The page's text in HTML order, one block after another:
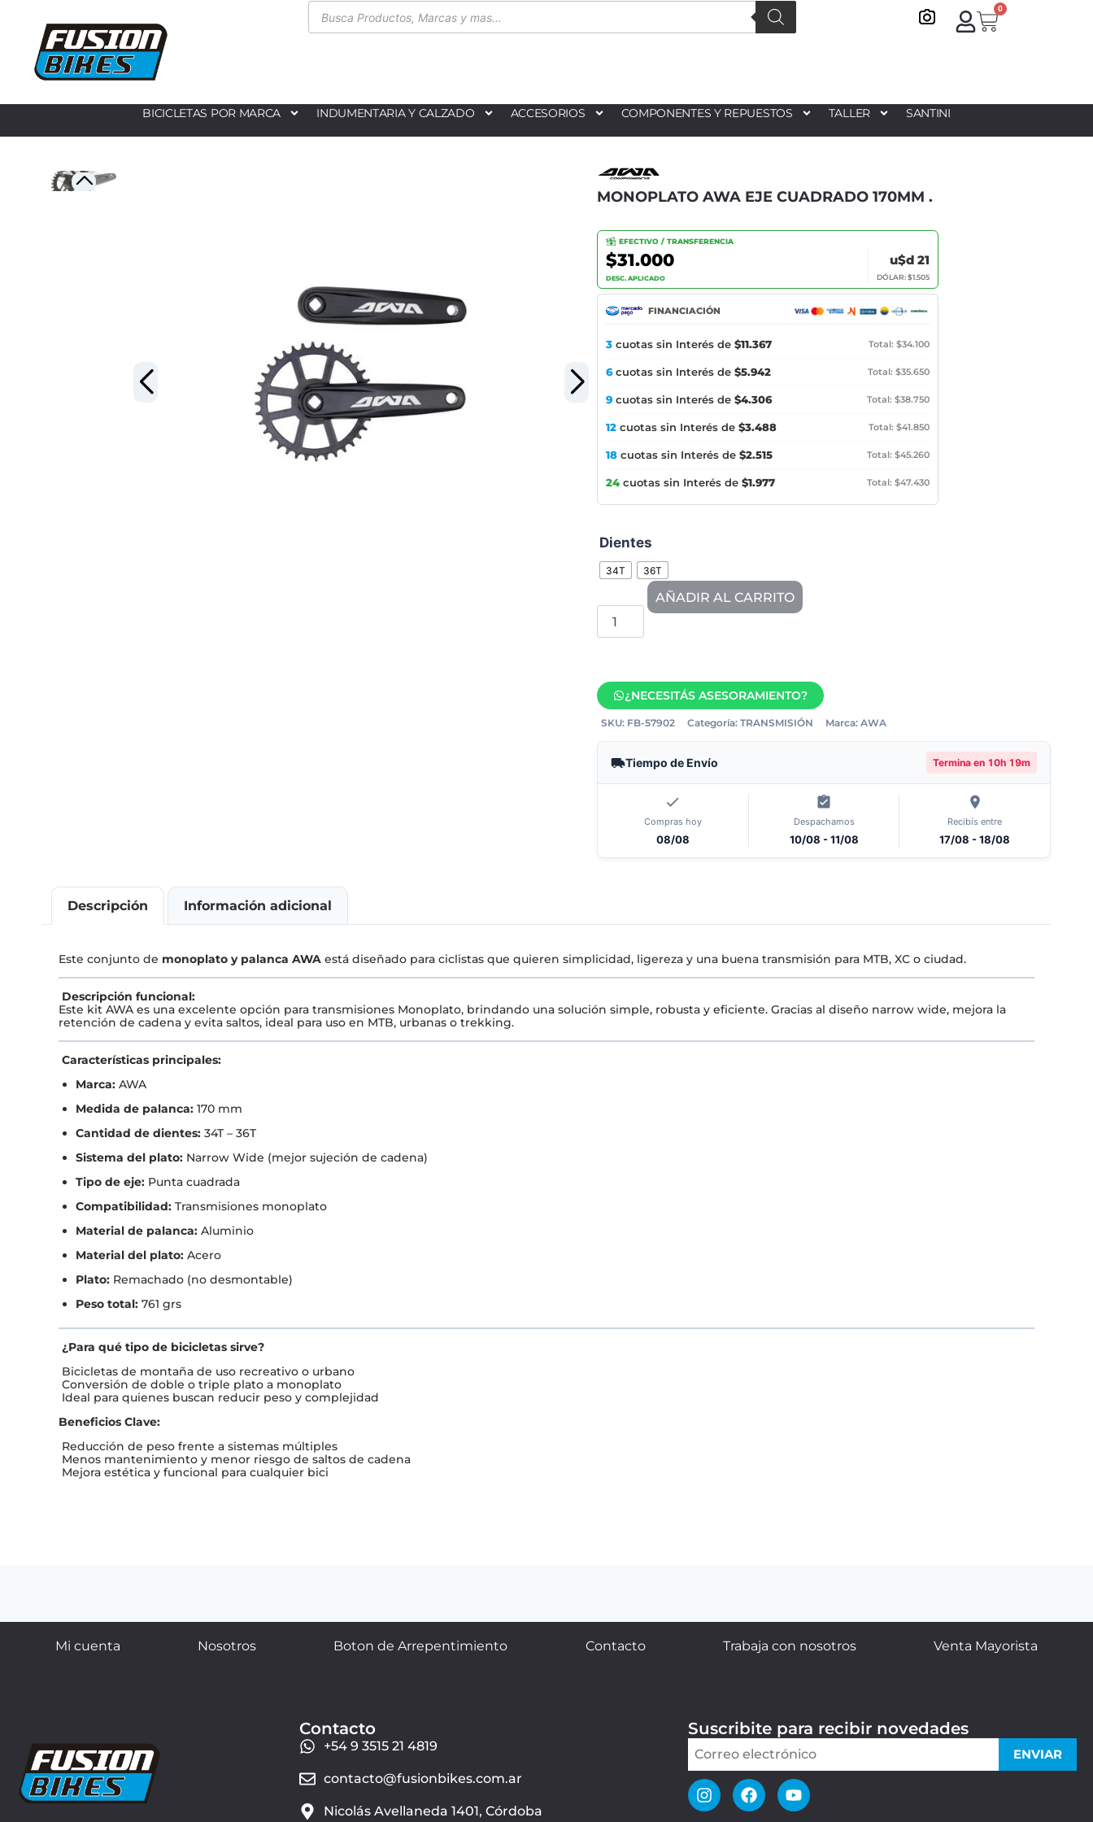
0
BICICLETAS POR MARCA INDUMENTARIA Y CALZADO ACCESORIOS COMPONENTES Y REPUESTOS TALLER SANTINI
MONOPLATO AWA EJE CUADRADO 170MM .
EFECTIVO / TRANSFERENCIA
$31.000
DESC. APLICADO
u$d 21
DÓLAR: $1.505
FINANCIACIÓN
3 cuotas sin Interés de $11.367 Total: $34.100
6cuotas sin Interés de $5.942 Total: $35.650
9 cuotas sin Interés de $4.306 Total: $38.750
12 cuotas sin Interés de $3.488 Total: $41.850
18 cuotas sin Interés de $2.515 Total: $45.260
24 cuotas sin Interés de $1.977 Total: $47.430
Dientes
34T 36T
AÑADIR AL CARRITO
¿NECESITÁS ASESORAMIENTO?
SKU: FB-57902 Categoría: TRANSMISIÓN Marca: AWA
Tiempo de Envío Termina en 10h 19m
Compras hoy
08/08
Despachamos
10/08 - 11/08
Recibís entre
17/08 - 18/08
Descripción Información adicional
Este conjunto de monoplato y palanca AWA está diseñado para ciclistas que quieren simplicidad, ligereza y una buena transmisión para MTB, XC o ciudad.
Descripción funcional:
Este kit AWA es una excelente opción para transmisiones Monoplato, brindando una solución simple, robusta y eficiente. Gracias al diseño narrow wide, mejora la
retención de cadena y evita saltos, ideal para uso en MTB, urbanas o trekking.
Características principales:
Marca: AWA
Medida de palanca: 170 mm
Cantidad de dientes: 34T – 36T
Sistema del plato: Narrow Wide (mejor sujeción de cadena)
Tipo de eje: Punta cuadrada
Compatibilidad: Transmisiones monoplato
Material de palanca: Aluminio
Material del plato: Acero
Plato: Remachado (no desmontable)
Peso total: 761 grs
¿Para qué tipo de bicicletas sirve?
Bicicletas de montaña de uso recreativo o urbano
Conversión de doble o triple plato a monoplato
Ideal para quienes buscan reducir peso y complejidad
Beneficios Clave:
Reducción de peso frente a sistemas múltiples
Menos mantenimiento y menor riesgo de saltos de cadena
Mejora estética y funcional para cualquier bici
Mi cuenta Nosotros Boton de Arrepentimiento Contacto Trabaja con nosotros Venta Mayorista
Contacto
+54 9 3515 21 4819
contacto@fusionbikes.com.ar
Nicolás Avellaneda 1401, Córdoba
Suscribite para recibir novedades
ENVIAR